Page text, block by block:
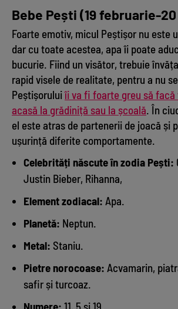
Bebe Pești (19 februarie-
Foarte emotiv, micul Peștișor nu este
dar cu toate acestea, apa îi poate
bucurie. Fiind un visător, trebuie
rapid visele de realitate, pentru a nu
Peștișoruluiîi va fi foarte greu să
acasă la grădiniță sau la școală. În
el este atras de partenerii de joacă și
ușurință diferite comportamente.
Celebrități născute în zodia Pești:
Justin Bieber, Rihanna,
Element zodiacal: Apa.
Planetă: Neptun.
Metal: Staniu.
Pietre norocoase: Acvamarin,
safir și turcoaz.
Numere: 11, 5 și 19.